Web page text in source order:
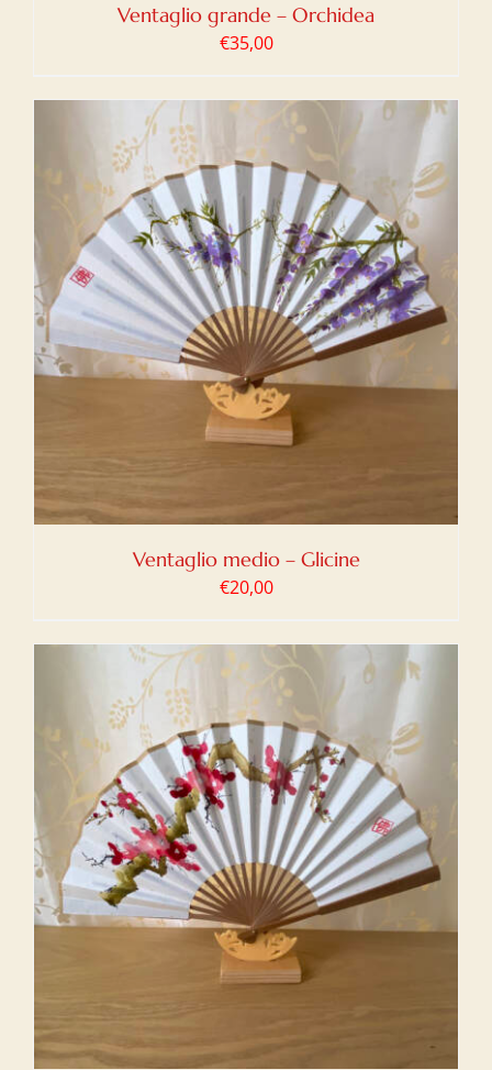
Ventaglio grande – Orchidea
€35,00
Ventaglio medio – Glicine
€20,00